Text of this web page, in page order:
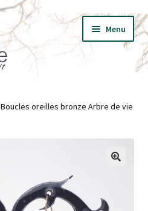
Menu
Boucles oreilles bronze Arbre de vie